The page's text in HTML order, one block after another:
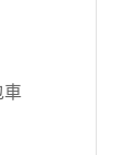
車